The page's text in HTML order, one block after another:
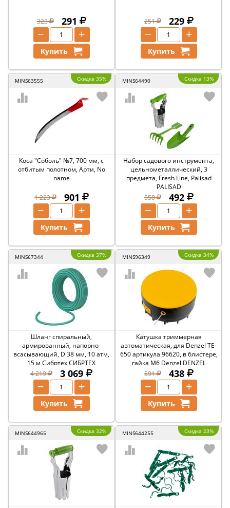
323 291
+
−
Купить
251 229
+
−
Купить
MINS63555 Скидка 35%
Коса "Соболь" №7, 700 мм, с
отбитым полотном, Арти, No
name
1 223 901
+
−
Купить
MINS64490 Скидка 13%
Набор садового инструмента,
цельнометаллический, 3
предмета, Fresh Line, Palisad
PALISAD
558
492
+
−
Купить
MINS67344 Скидка 37%
Шланг спиральный,
армированный, напорно-
всасывающий, D 38 мм, 10 атм,
15 м Сибртех СИБРТЕХ
4 219
3 069
+
−
Купить
MINS96349 Скидка 34%
Катушка триммерная
автоматическая, для Denzel TE-
650 артикула 96620, в блистере,
гайка M6 Denzel DENZEL
591
438
+
−
Купить
MINS644965 Скидка 32% MINS644255 Скидка 23%